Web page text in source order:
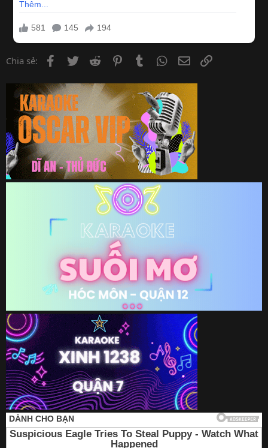
Chia sẻ: Facebook
Twitter Reddit PinterestTumblr WhatsApp
Email